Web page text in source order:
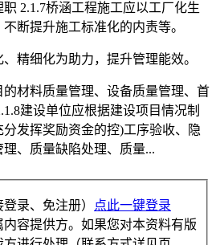
2.1.7桥涵工程施工应以工厂化生
断提升施工标准化的内责等。
精细化为助力，提升管理能效。
的材料质量管理、设备质量管理、首
建设单位应根据建设项目情况制
发挥奖励资金的控)工序验收、隐
、质量缺陷处理、质量...
录、免注册）
点此一键登录
容提供方。如果您对本资料有版